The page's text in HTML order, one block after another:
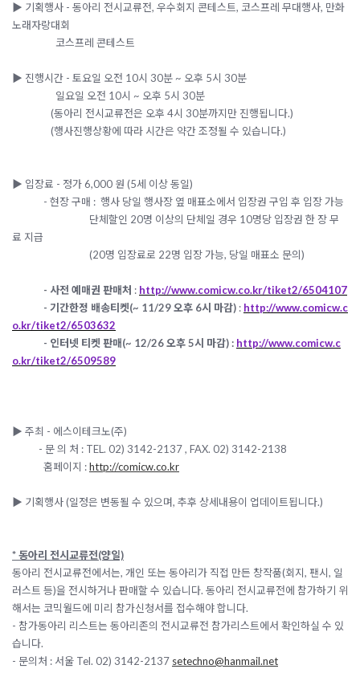
▶ 기획행사 - 동아리 전시교류전, 우수회지 콘테스트, 코스프레 무대행사, 만화
노래자랑대회
코스프레 콘테스트
▶ 진행시간 - 토요일 오전 10시 30분 ~ 오후 5시 30분
일요일 오전 10시 ~ 오후 5시 30분
(동아리 전시교류전은 오후 4시 30분까지만 진행됩니다.)
(행사진행상황에 따라 시간은 약간 조정될 수 있습니다.)
▶ 입장료 - 정가 6,000 원 (5세 이상 동일)
- 현장 구매 : 행사 당일 행사장 옆 매표소에서 입장권 구입 후 입장 가능
단체할인 20명 이상의 단체일 경우 10명당 입장권 한 장 무
료 지급
(20명 입장료로 22명 입장 가능, 당일 매표소 문의)
- 사전 예매권 판매처 : http://www.comicw.co.kr/tiket2/6504107
- 기간한정 배송티켓(~ 11/29 오후 6시 마감) : http://www.comicw.c
o.kr/tiket2/6503632
- 인터넷 티켓 판매(~ 12/26 오후 5시 마감) : http://www.comicw.c
o.kr/tiket2/6509589
▶ 주최 - 에스이테크노(주)
- 문 의 처 : TEL. 02) 3142-2137 , FAX. 02) 3142-2138
홈페이지 :http://comicw.co.kr
▶ 기획행사 (일정은 변동될 수 있으며, 추후 상세내용이 업데이트됩니다.)
* 동아리 전시교류전(양일)
동아리 전시교류전에서는, 개인 또는 동아리가 직접 만든 창작품(회지, 팬시, 일
러스트 등)을 전시하거나 판매할 수 있습니다. 동아리 전시교류전에 참가하기 위
해서는 코믹월드에 미리 참가신청서를 접수해야 합니다.
- 참가동아리 리스트는 동아리존의 전시교류전 참가리스트에서 확인하실 수 있
습니다.
- 문의처 : 서울 Tel. 02) 3142-2137 setechno@hanmail.net